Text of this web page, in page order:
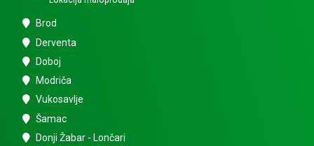
Brod
Derventa
Doboj
Modriča
Vukosavlje
Šamac
Donji Žabar - Lončari